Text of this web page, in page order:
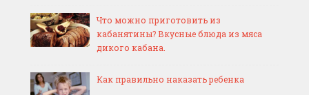
Что можно приготовить из
кабанятины? Вкусные блюда из мяса
дикого кабана.
Как правильно наказать ребенка